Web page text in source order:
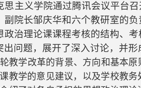
思主义学院通过腾讯会议平台
副院长邹庆华和六个教研室的
治理论课课程考核的结构、
问题，展开了深入讨论，并形
教学改革的背景、方向和基本
教学的意见建议，以及学校教